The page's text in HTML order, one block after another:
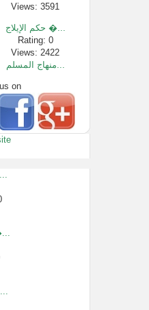
Views: 3591
حكم الإيلاج �...
Rating: 0
Views: 2422
منهاج المسلم...
Rating: 0
Views: 57
حكم الشيلات ...
Rating: 0
on
هل تدفع ثمن ذ...
مع
كيف